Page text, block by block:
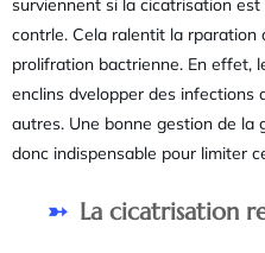
contrle. Cela ralentit la rparation
prolifration bactrienne. En effet,
enclins dvelopper des
autres. Une bonne gestion de la
donc indispensable pour limiter
La cicatrisation